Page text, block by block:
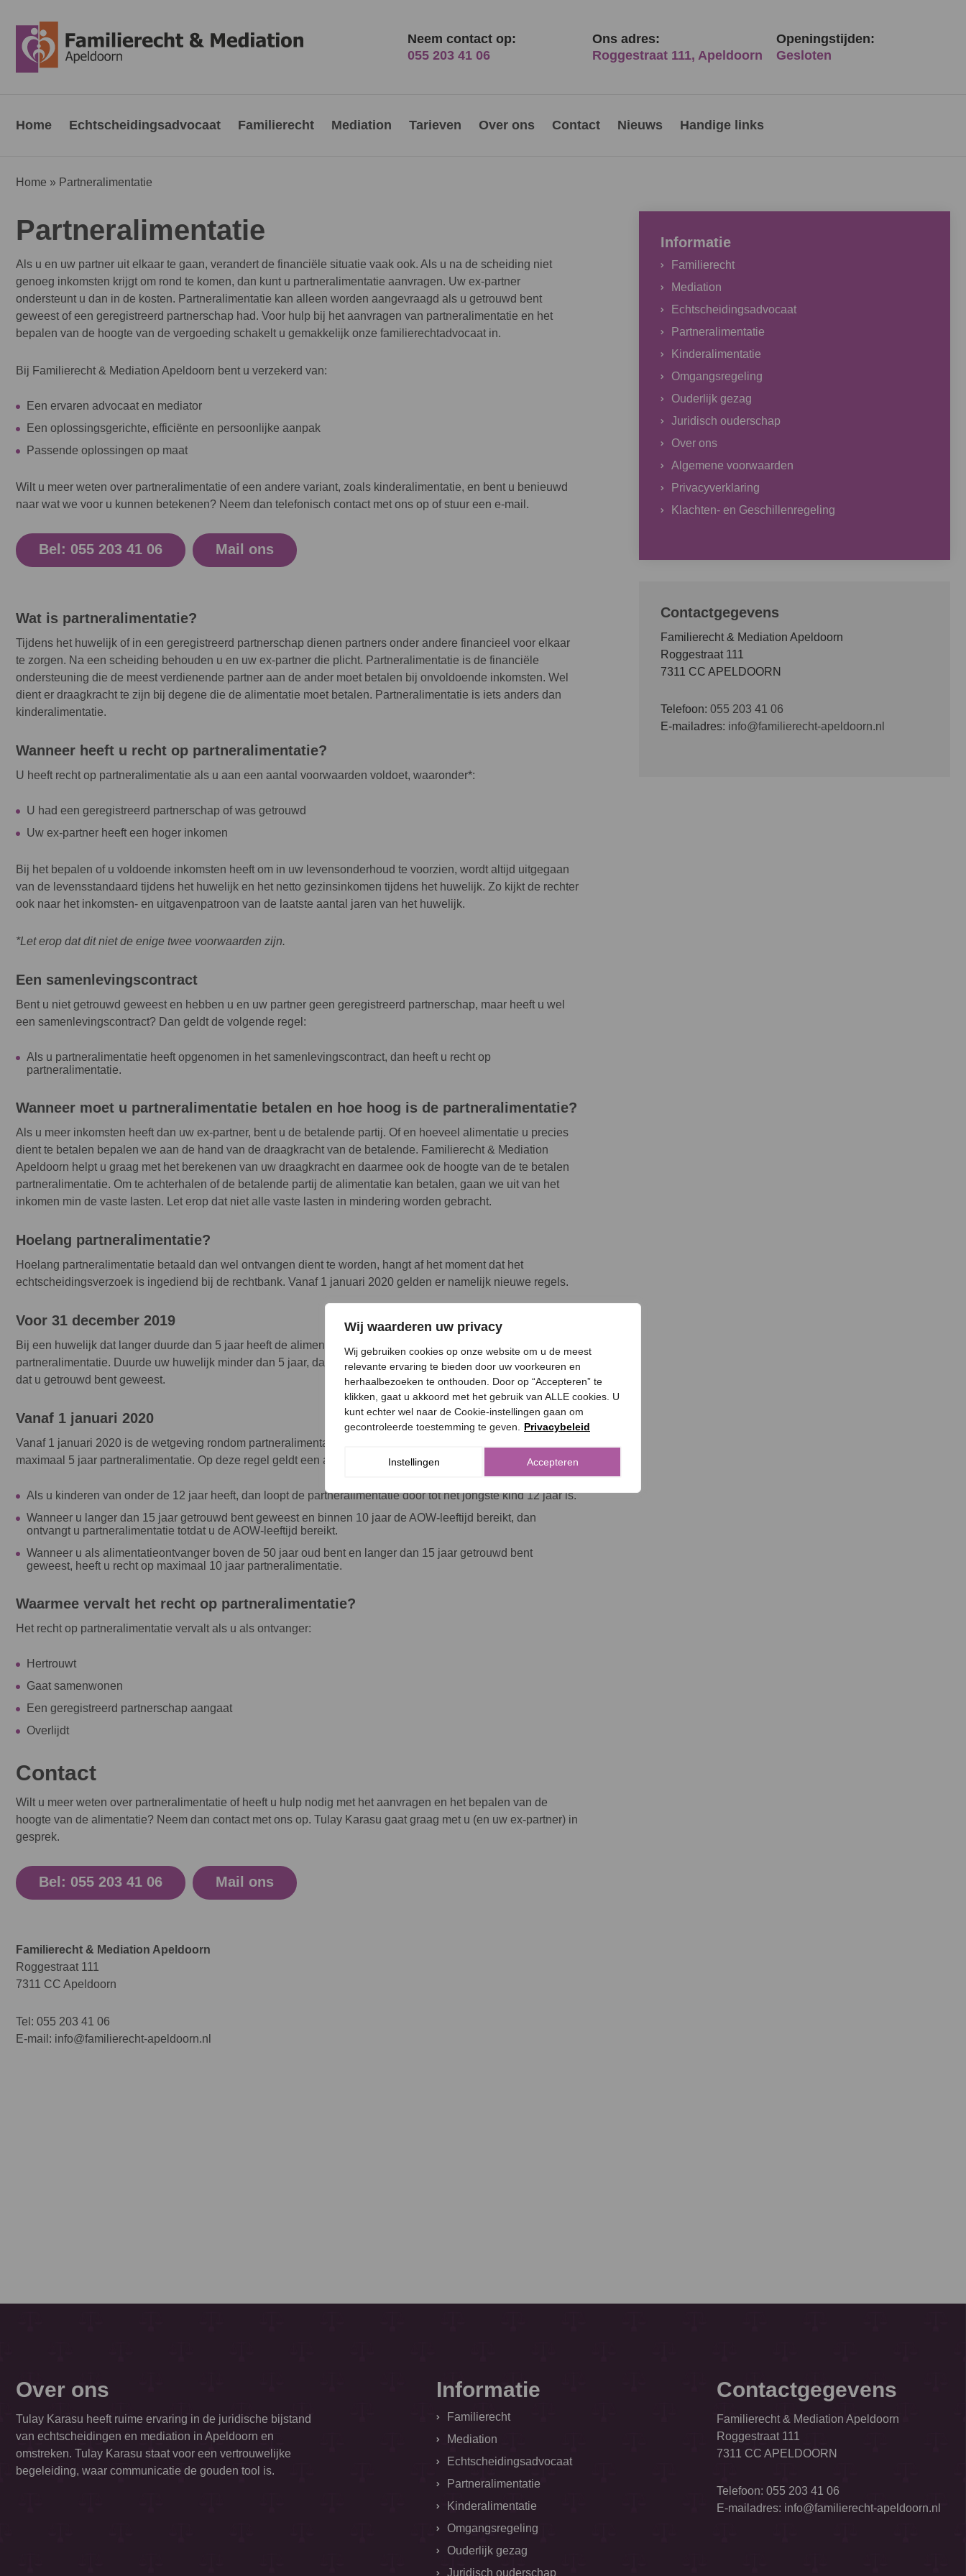
Wij waarderen uw privacy
Wij gebruiken cookies op onze website om u de meest
relevante ervaring te bieden door uw voorkeuren en
herhaalbezoeken te onthouden. Door op “Accepteren” te
klikken, gaat u akkoord met het gebruik van ALLE cookies. U
kunt echter wel naar de Cookie-instellingen gaan om
gecontroleerde toestemming te geven.
Privacybeleid
Instellingen Accepteren
Neem contact op:
055 203 41 06
Ons adres:
Roggestraat 111, Apeldoorn
Openingstijden:
Gesloten
Home Echtscheidingsadvocaat Familierecht Mediation Tarieven Over ons Contact Nieuws Handige links
Home » Partneralimentatie
Partneralimentatie
Als u en uw partner uit elkaar te gaan, verandert de financiële situatie vaak ook. Als u na de scheiding niet
genoeg inkomsten krijgt om rond te komen, dan kunt u partneralimentatie aanvragen. Uw ex-partner
ondersteunt u dan in de kosten. Partneralimentatie kan alleen worden aangevraagd als u getrouwd bent
geweest of een geregistreerd partnerschap had. Voor hulp bij het aanvragen van partneralimentatie en het
bepalen van de hoogte van de vergoeding schakelt u gemakkelijk onze familierechtadvocaat in.
Bij Familierecht & Mediation Apeldoorn bent u verzekerd van:
Een ervaren advocaat en mediator
Een oplossingsgerichte, efficiënte en persoonlijke aanpak
Passende oplossingen op maat
Wilt u meer weten over partneralimentatie of een andere variant, zoals kinderalimentatie, en bent u benieuwd
naar wat we voor u kunnen betekenen? Neem dan telefonisch contact met ons op of stuur een e-mail.
Bel: 055 203 41 06 Mail ons
Wat is partneralimentatie?
Tijdens het huwelijk of in een geregistreerd partnerschap dienen partners onder andere financieel voor elkaar
te zorgen. Na een scheiding behouden u en uw ex-partner die plicht. Partneralimentatie is de financiële
ondersteuning die de meest verdienende partner aan de ander moet betalen bij onvoldoende inkomsten. Wel
dient er draagkracht te zijn bij degene die de alimentatie moet betalen. Partneralimentatie is iets anders dan
kinderalimentatie.
Wanneer heeft u recht op partneralimentatie?
U heeft recht op partneralimentatie als u aan een aantal voorwaarden voldoet, waaronder*:
U had een geregistreerd partnerschap of was getrouwd
Uw ex-partner heeft een hoger inkomen
Bij het bepalen of u voldoende inkomsten heeft om in uw levensonderhoud te voorzien, wordt altijd uitgegaan
van de levensstandaard tijdens het huwelijk en het netto gezinsinkomen tijdens het huwelijk. Zo kijkt de rechter
ook naar het inkomsten- en uitgavenpatroon van de laatste aantal jaren van het huwelijk.
*Let erop dat dit niet de enige twee voorwaarden zijn.
Een samenlevingscontract
Bent u niet getrouwd geweest en hebben u en uw partner geen geregistreerd partnerschap, maar heeft u wel
een samenlevingscontract? Dan geldt de volgende regel:
Als u partneralimentatie heeft opgenomen in het samenlevingscontract, dan heeft u recht op
partneralimentatie.
Wanneer moet u partneralimentatie betalen en hoe hoog is de partneralimentatie?
Als u meer inkomsten heeft dan uw ex-partner, bent u de betalende partij. Of en hoeveel alimentatie u precies
dient te betalen bepalen we aan de hand van de draagkracht van de betalende. Familierecht & Mediation
Apeldoorn helpt u graag met het berekenen van uw draagkracht en daarmee ook de hoogte van de te betalen
partneralimentatie. Om te achterhalen of de betalende partij de alimentatie kan betalen, gaan we uit van het
inkomen min de vaste lasten. Let erop dat niet alle vaste lasten in mindering worden gebracht.
Hoelang partneralimentatie?
Hoelang partneralimentatie betaald dan wel ontvangen dient te worden, hangt af het moment dat het
echtscheidingsverzoek is ingediend bij de rechtbank. Vanaf 1 januari 2020 gelden er namelijk nieuwe regels.
Voor 31 december 2019
Bij een huwelijk dat langer duurde dan 5 jaar heeft de alimentatieontvanger recht op maximaal 12 jaar
partneralimentatie. Duurde uw huwelijk minder dan 5 jaar, dan heeft u recht op alimentatie voor het aantal jaren
dat u getrouwd bent geweest.
Vanaf 1 januari 2020
Vanaf 1 januari 2020 is de wetgeving rondom partneralimentatie herzien en gewijzigd. U heeft recht op
maximaal 5 jaar partneralimentatie. Op deze regel geldt een aantal uitzonderingen:
Als u kinderen van onder de 12 jaar heeft, dan loopt de partneralimentatie door tot het jongste kind 12 jaar is.
Wanneer u langer dan 15 jaar getrouwd bent geweest en binnen 10 jaar de AOW-leeftijd bereikt, dan
ontvangt u partneralimentatie totdat u de AOW-leeftijd bereikt.
Wanneer u als alimentatieontvanger boven de 50 jaar oud bent en langer dan 15 jaar getrouwd bent
geweest, heeft u recht op maximaal 10 jaar partneralimentatie.
Waarmee vervalt het recht op partneralimentatie?
Het recht op partneralimentatie vervalt als u als ontvanger:
Hertrouwt
Gaat samenwonen
Een geregistreerd partnerschap aangaat
Overlijdt
Contact
Wilt u meer weten over partneralimentatie of heeft u hulp nodig met het aanvragen en het bepalen van de
hoogte van de alimentatie? Neem dan contact met ons op. Tulay Karasu gaat graag met u (en uw ex-partner) in
gesprek.
Bel: 055 203 41 06 Mail ons
Familierecht & Mediation Apeldoorn
Roggestraat 111
7311 CC Apeldoorn
Tel: 055 203 41 06
E-mail: info@familierecht-apeldoorn.nl
Informatie
Familierecht
Mediation
Echtscheidingsadvocaat
Partneralimentatie
Kinderalimentatie
Omgangsregeling
Ouderlijk gezag
Juridisch ouderschap
Over ons
Algemene voorwaarden
Privacyverklaring
Klachten- en Geschillenregeling
Contactgegevens
Familierecht & Mediation Apeldoorn
Roggestraat 111
7311 CC APELDOORN
Telefoon: 055 203 41 06
E-mailadres: info@familierecht-apeldoorn.nl
Over ons
Tulay Karasu heeft ruime ervaring in de juridische bijstand
van echtscheidingen en mediation in Apeldoorn en
omstreken. Tulay Karasu staat voor een vertrouwelijke
begeleiding, waar communicatie de gouden tool is.
Informatie
Familierecht
Mediation
Echtscheidingsadvocaat
Partneralimentatie
Kinderalimentatie
Omgangsregeling
Ouderlijk gezag
Juridisch ouderschap
Contactgegevens
Familierecht & Mediation Apeldoorn
Roggestraat 111
7311 CC APELDOORN
Telefoon: 055 203 41 06
E-mailadres: info@familierecht-apeldoorn.nl